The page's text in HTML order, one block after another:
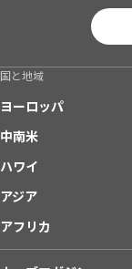
国と地域
ヨーロッパ
中南米
ハワイ
アジア
アフリカ